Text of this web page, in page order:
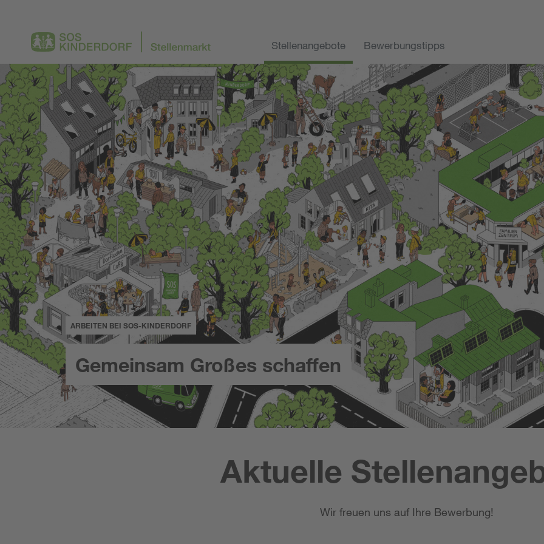
Stellenangebote Bewerbungstipps
ARBEITEN BEI SOS-KINDERDORF
Gemeinsam Großes schaffen
Aktuelle
Wir freuen uns auf Ihre Bewerbung!